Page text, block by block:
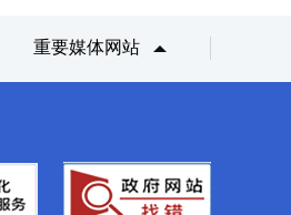
重要媒体网站